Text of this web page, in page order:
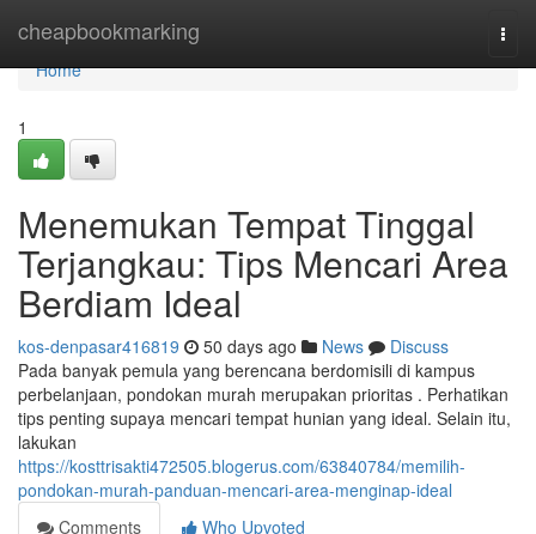
cheapbookmarking
Home
Home
1
Menemukan Tempat Tinggal
Terjangkau: Tips Mencari Area
Berdiam Ideal
kos-denpasar416819 50 days ago News
Discuss
Pada banyak pemula yang berencana berdomisili di kampus
perbelanjaan, pondokan murah merupakan prioritas . Perhatikan
tips penting supaya mencari tempat hunian yang ideal. Selain itu,
lakukan
https://kosttrisakti472505.blogerus.com/63840784/memilih-
pondokan-murah-panduan-mencari-area-menginap-ideal
Comments
Who Upvoted